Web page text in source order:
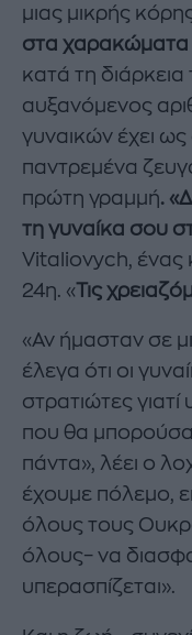
μιας μικρής
στα χαρακώματα
κατά τη
αυξανόμενος
γυναικών έχει
παντρεμένα
πρώτη γραμμή.
τη γυναίκα σου
Vitaliovych, ένας
24η. «Τις
«Αν ήμασταν σε
έλεγα ότι οι
στρατιώτες
που θα
πάντα», λέει ο
έχουμε πόλεμο,
όλους τους
όλους– να
υπερασπίζεται».